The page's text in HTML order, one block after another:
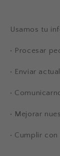
Usamos tu
• Procesar
• Enviar
•
• Mejorar
• Cumplir con